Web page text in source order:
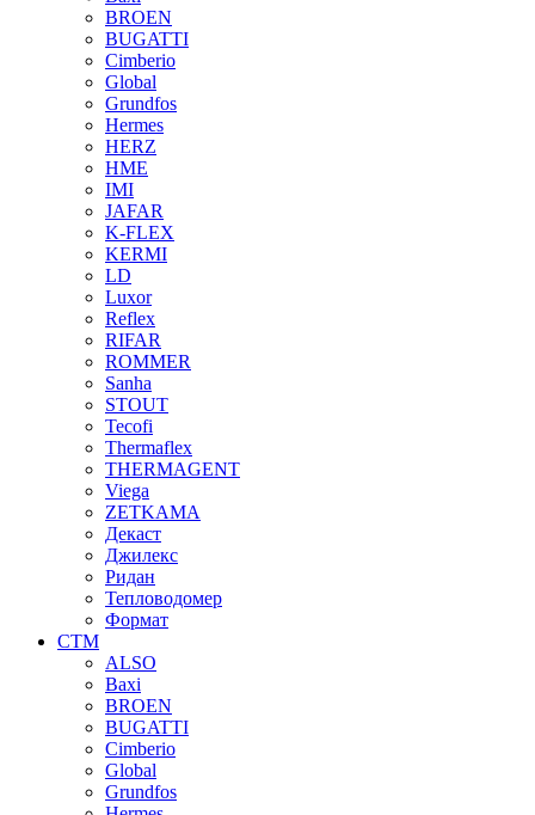
BROEN
BUGATTI
Cimberio
Global
Grundfos
Hermes
HERZ
HME
IMI
JAFAR
K-FLEX
KERMI
LD
Luxor
Reflex
RIFAR
ROMMER
Sanha
STOUT
Tecofi
Thermaflex
THERMAGENT
Viega
ZETKAMA
Декаст
Джилекс
Ридан
Тепловодомер
Формат
СТМ
ALSO
Baxi
BROEN
BUGATTI
Cimberio
Global
Grundfos